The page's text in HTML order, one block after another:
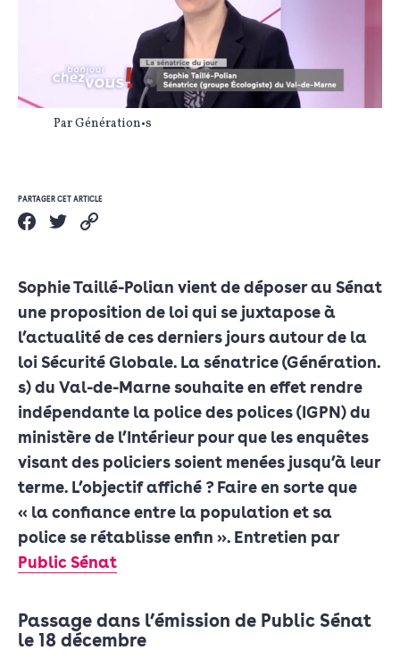
Par Génération•s
PARTAGER CET ARTICLE
Sophie Taillé-Polian vient de déposer au Sénat
une proposition de loi qui se juxtapose à
l’actualité de ces derniers jours autour de la
loi Sécurité Globale. La sénatrice (Génération.
s) du Val-de-Marne souhaite en effet rendre
indépendante la police des polices (IGPN) du
ministère de l’Intérieur pour que les enquêtes
visant des policiers soient menées jusqu’à leur
terme. L’objectif affiché ? Faire en sorte que
« la confiance entre la population et sa
police se rétablisse enfin ». Entretien par
Public Sénat
Passage dans l’émission de Public Sénat
le 18 décembre